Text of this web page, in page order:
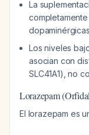
La
dopaminérgicas
Los niveles
asocian con
SLC41A1), no
Lorazepam
El lorazepam es